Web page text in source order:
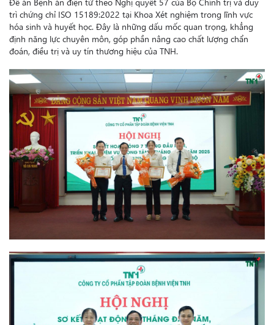
trì chứng chỉ ISO 15189:2022 tại Khoa Xét nghiệm trong lĩnh vực
hóa sinh và huyết học. Đây là những dấu mốc quan trọng, khẳng
định năng lực chuyên môn, góp phần nâng cao chất lượng chẩn
đoán, điều trị và uy tín thương hiệu của TNH.